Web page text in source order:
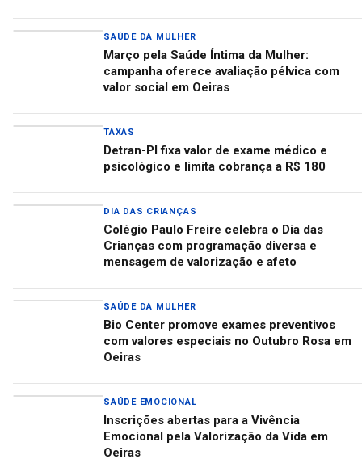
SAÚDE DA MULHER
Março pela Saúde Íntima da Mulher:
campanha oferece avaliação pélvica com
valor social em Oeiras
TAXAS
Detran-PI fixa valor de exame médico e
psicológico e limita cobrança a R$ 180
DIA DAS CRIANÇAS
Colégio Paulo Freire celebra o Dia das
Crianças com programação diversa e
mensagem de valorização e afeto
SAÚDE DA MULHER
Bio Center promove exames preventivos
com valores especiais no Outubro Rosa em
Oeiras
SAÚDE EMOCIONAL
Inscrições abertas para a Vivência
Emocional pela Valorização da Vida em
Oeiras